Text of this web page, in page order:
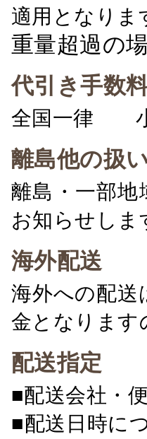
適用となりま
重量超過の
代引き手数
全国一律
離島他の扱
離島・一部
お知らせしま
海外配送
海外への配送
金となります
配送指定
■配送会社・
■配送日時に